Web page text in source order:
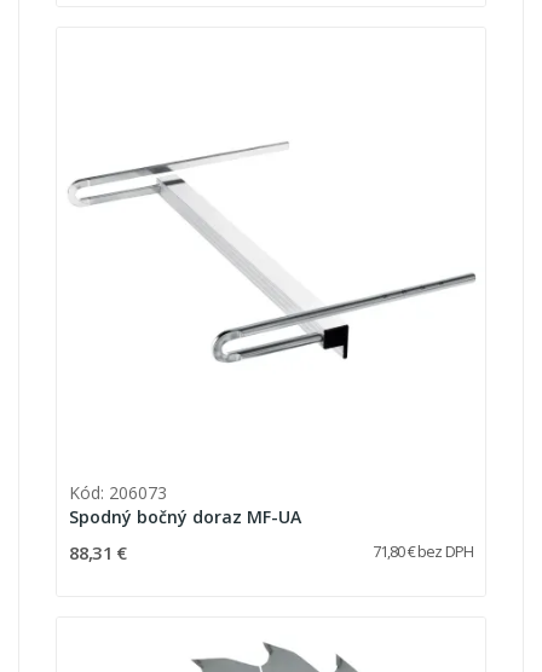
Kód: 206073
Spodný bočný doraz MF-UA
88,31 € 71,80 € bez DPH